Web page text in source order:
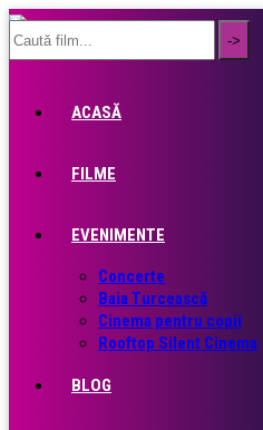
ACASĂ
FILME
EVENIMENTE
Concerte
Baia Turcească
Cinema pentru copii
Rooftop Silent Cinema
BLOG